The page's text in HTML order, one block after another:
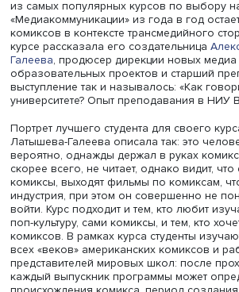
Фото: «Химия в комиксах», Ларри Гоник.
Аттикус»: «КоЛибри», 2015 г.
Комикс vs Высшая школа